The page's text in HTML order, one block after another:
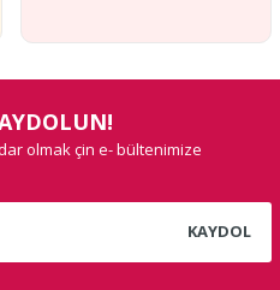
olmak çin e- bültenimize
KAYDOL